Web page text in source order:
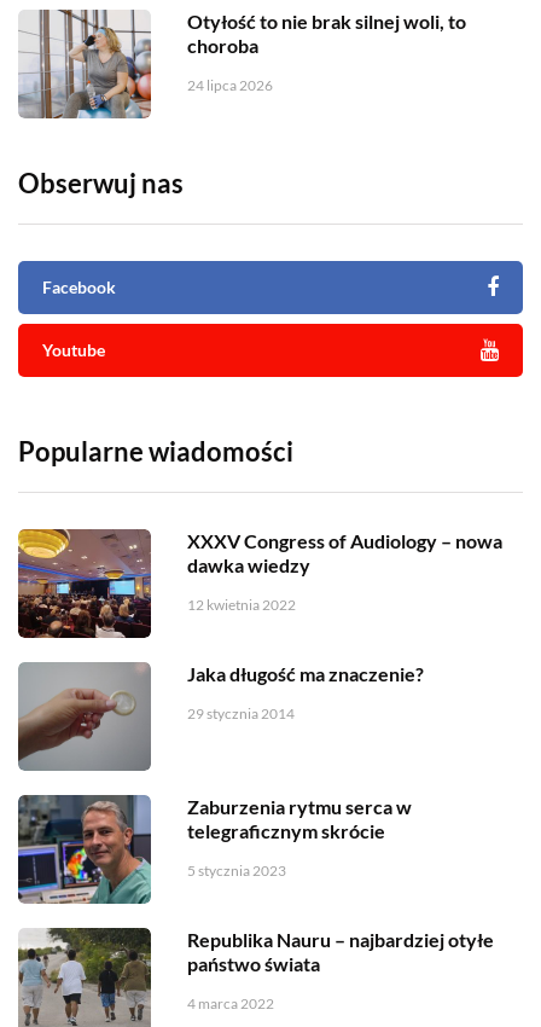
Otyłość to nie brak silnej woli, to
choroba
24 lipca 2026
Obserwuj nas
Facebook
Youtube
Popularne wiadomości
XXXV Congress of Audiology – nowa
dawka wiedzy
12 kwietnia 2022
Jaka długość ma znaczenie?
29 stycznia 2014
Zaburzenia rytmu serca w
telegraficznym skrócie
5 stycznia 2023
Republika Nauru – najbardziej otyłe
państwo świata
4 marca 2022